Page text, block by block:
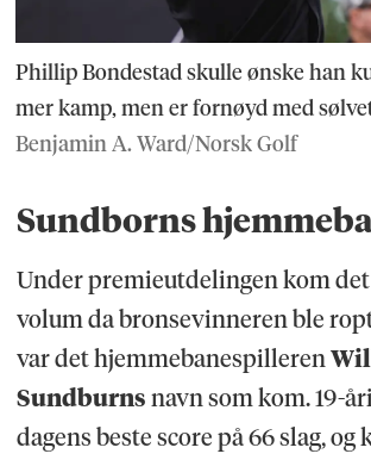
Phillip Bondestad skulle ønske han
mer kamp, men er fornøyd med
Benjamin A. Ward/Norsk Golf
Sundborns
Under premieutdelingen kom
volum da bronsevinneren ble
var det hjemmebanespilleren
Sundburns navn som kom. 19-
dagens beste score på 66 slag, og